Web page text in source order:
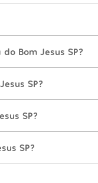
Bom Jesus SP?
SP?
SP?
SP?